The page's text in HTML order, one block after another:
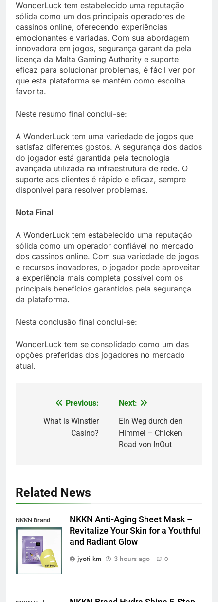
WonderLuck tem estabelecido uma reputação
sólida como um dos principais operadores de
cassinos online, oferecendo experiências
emocionantes e variadas. Com sua abordagem
innovadora em jogos, segurança garantida pela
licença da Malta Gaming Authority e suporte
eficaz para solucionar problemas, é fácil ver por
que esta plataforma se mantém como escolha
favorita.
Neste resumo final conclui-se:
A WonderLuck tem uma variedade de jogos que
satisfaz diferentes gostos. A segurança dos dados
do jogador está garantida pela tecnologia
avançada utilizada na infraestrutura de rede. O
suporte aos clientes é rápido e eficaz, sempre
disponível para resolver problemas.
Nota Final
A WonderLuck tem estabelecido uma reputação
sólida como um operador confiável no mercado
dos cassinos online. Com sua variedade de jogos
e recursos inovadores, o jogador pode aproveitar
a experiência mais completa possível com os
principais benefícios garantidos pela segurança
da plataforma.
Nesta conclusão final conclui-se:
WonderLuck tem se consolidado como um das
opções preferidas dos jogadores no mercado
atual.
navigation
Previous:
What is Winstler
Casino?
Next:
Ein Weg durch den
Himmel – Chicken
Road von InOut
Related News
NKKN Brand
Anti-Aging Sheet
Mask
NKKN Anti-Aging Sheet Mask –
Revitalize Your Skin for a Youthful
and Radiant Glow
jyoti km
3 hours ago 0